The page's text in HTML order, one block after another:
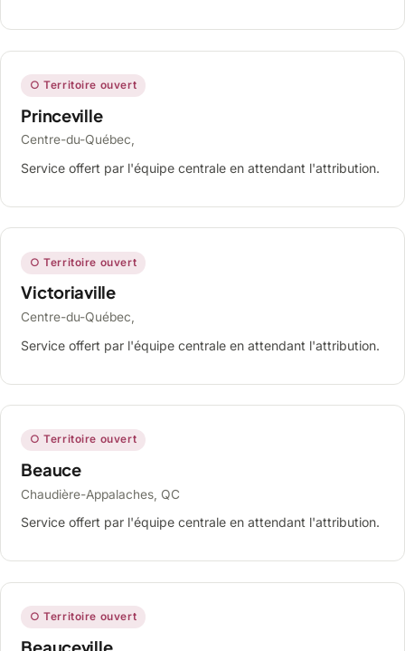
○ Territoire ouvert
Princeville
Centre-du-Québec,
Service offert par l'équipe centrale en attendant l'attribution.
○ Territoire ouvert
Victoriaville
Centre-du-Québec,
Service offert par l'équipe centrale en attendant l'attribution.
○ Territoire ouvert
Beauce
Chaudière-Appalaches, QC
Service offert par l'équipe centrale en attendant l'attribution.
○ Territoire ouvert
Beauceville